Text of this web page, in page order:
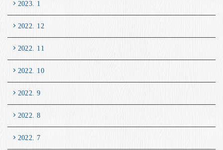
2023. 1
2022. 12
2022. 11
2022. 10
2022. 9
2022. 8
2022. 7